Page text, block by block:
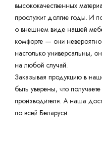
высококачественных
прослужит долгие годы. И
о внешнем виде нашей
комфорте — они
настолько универсальны,
на любой случай.
Заказывая продукцию в
быть уверены, что
производителя. А наша
по всей Беларуси.